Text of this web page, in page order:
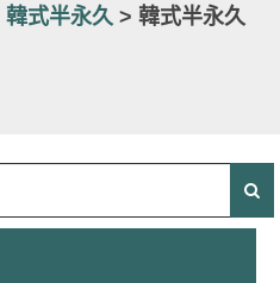
韓式半永久> 韓式半永久